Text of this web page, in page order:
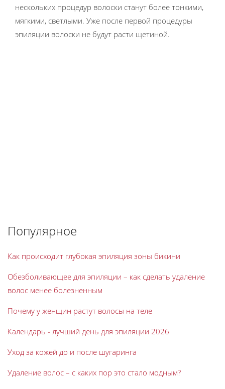
нескольких процедур волоски станут более тонкими,
мягкими, светлыми. Уже после первой процедуры
эпиляции волоски не будут расти щетиной.
Популярное
Как происходит глубокая эпиляция зоны бикини
Обезболивающее для эпиляции – как сделать удаление
волос менее болезненным
Почему у женщин растут волосы на теле
Календарь - лучший день для эпиляции 2026
Уход за кожей до и после шугаринга
Удаление волос – с каких пор это стало модным?